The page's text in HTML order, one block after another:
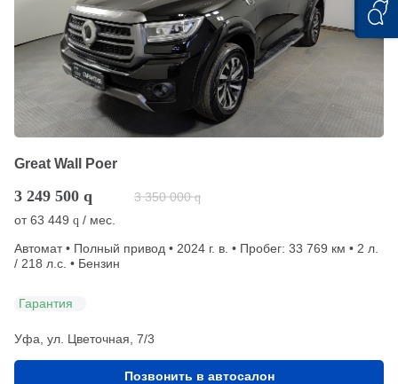
Great Wall Poer
3 249 500 q 3 350 000 q
от63 449 q / мес.
Автомат • Полный привод • 2024 г. в. • Пробег: 33 769 км • 2 л.
/ 218 л.с. • Бензин
Гарантия
Уфа, ул. Цветочная, 7/3
Позвонить в автосалон